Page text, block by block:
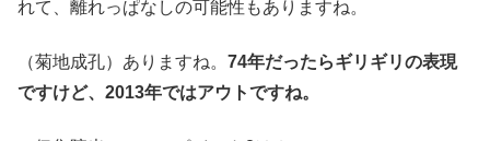
れて、離れっぱなしの可能性もありますね。
（菊地成孔）ありますね。 74年だったらギリギリの表現
ですけど、2013年ではアウトですね。